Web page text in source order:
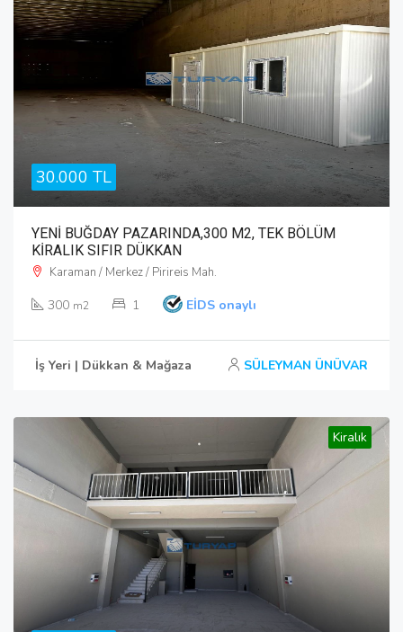
30.000 TL
YENİ BUĞDAY PAZARINDA,300 M2, TEK BÖLÜM
KİRALIK SIFIR DÜKKAN
Karaman / Merkez / Pirireis Mah.
300 m2 1 EİDS onaylı
İş Yeri | Dükkan & Mağaza SÜLEYMAN ÜNÜVAR
Kiralık